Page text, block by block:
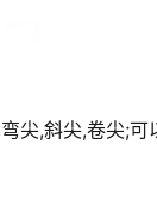
尖,斜尖,卷尖;可